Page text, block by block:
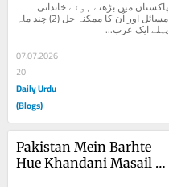
(2)
پہلے ایک عرب...
07.07.2026
20
Daily Urdu
(Blogs)
Pakistan Mein Barhte
Hue Khandani Masail